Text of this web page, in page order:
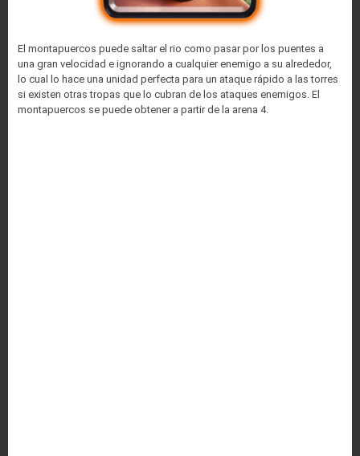
El montapuercos puede saltar el rio como pasar por los puentes a
una gran velocidad e ignorando a cualquier enemigo a su alrededor,
lo cual lo hace una unidad perfecta para un ataque rápido a las torres
si existen otras tropas que lo cubran de los ataques enemigos. El
montapuercos se puede obtener a partir de la arena 4.